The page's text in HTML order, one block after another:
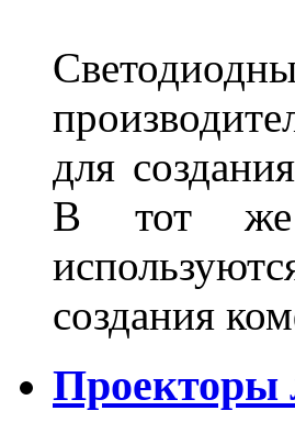
для
В тот же
создания
Проекторы